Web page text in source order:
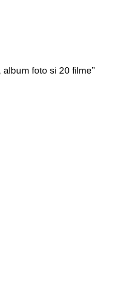
foto si 20 filme”